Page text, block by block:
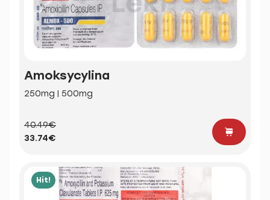
Amoksycylina
250mg | 500mg
40.49€
33.74€
Hit!